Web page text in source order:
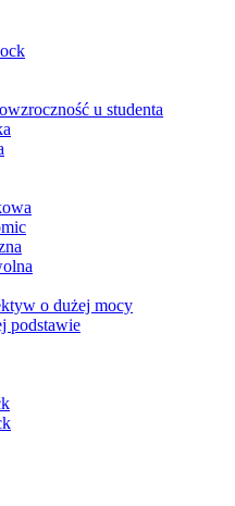
u studenta
o dużej mocy
podstawie